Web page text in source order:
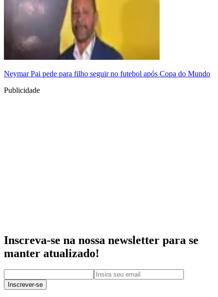
Neymar Pai pede para filho seguir no futebol após Copa do Mundo
Publicidade
Inscreva-se na nossa newsletter para se
manter atualizado!
Inscrever-se